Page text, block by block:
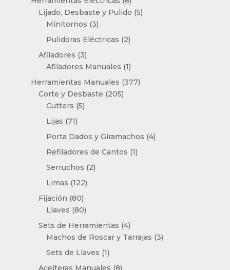
productos
Lijado, Desbaste y Pulido 55
Minitornos 33
productos
Pulidoras Eléctricas 22
Afiladores 33
productos
Afiladores Manuales 11
producto
Herramientas Manuales 377377
Corte y Desbaste 205205
Cutters 55
Lijas 7171
productos
Porta Dados y Giramachos 44
Refiladores de Cantos 11
Serruchos 22
Limas 122122
Fijación 8080
productos
Llaves 8080
productos
Sets de Herramientas 44
productos
Machos de Roscar y Tarrajas 33
Sets de Llaves 11
producto
Aceiteras Manuales 88